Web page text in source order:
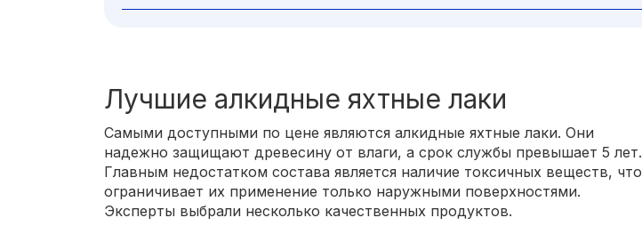
Лучшие алкидные яхтные лаки
Самыми доступными по цене являются алкидные яхтные лаки. Они
надежно защищают древесину от влаги, а срок службы превышает 5 лет.
Главным недостатком состава является наличие токсичных веществ, что
ограничивает их применение только наружными поверхностями.
Эксперты выбрали несколько качественных продуктов.